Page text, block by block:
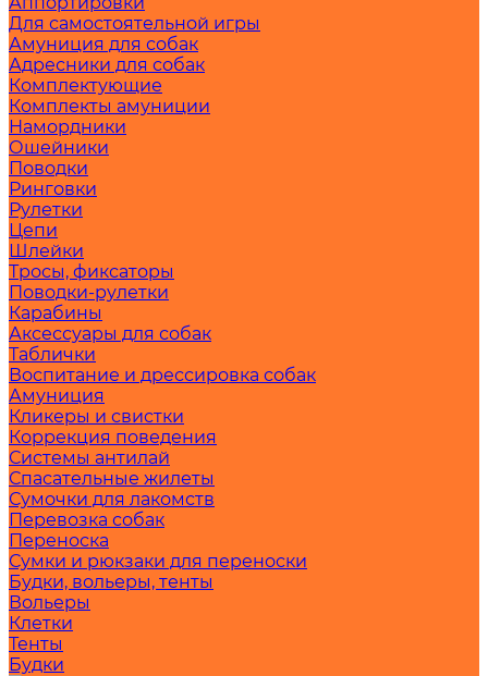
Для самостоятельной игры
Амуниция для собак
Адресники для собак
Комплектующие
Комплекты амуниции
Намордники
Ошейники
Поводки
Ринговки
Рулетки
Цепи
Шлейки
Тросы, фиксаторы
Поводки-рулетки
Карабины
Аксессуары для собак
Таблички
Воспитание и дрессировка собак
Амуниция
Кликеры и свистки
Коррекция поведения
Системы антилай
Спасательные жилеты
Сумочки для лакомств
Перевозка собак
Переноска
Сумки и рюкзаки для переноски
Будки, вольеры, тенты
Вольеры
Клетки
Тенты
Будки